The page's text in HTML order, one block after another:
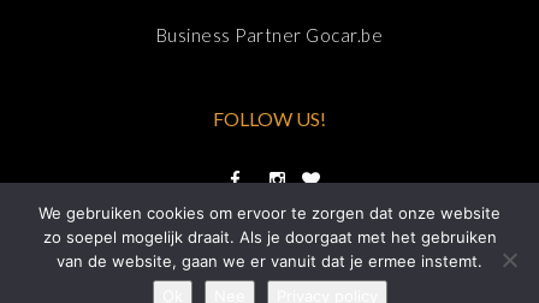
Business Partner Gocar.be
FOLLOW US!
We gebruiken cookies om ervoor te zorgen dat onze website
zo soepel mogelijk draait. Als je doorgaat met het gebruiken
van de website, gaan we er vanuit dat je ermee instemt.